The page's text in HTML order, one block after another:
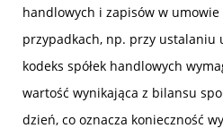
handlowych i zapisów w umowie
przypadkach, np. przy ustalaniu
kodeks spółek handlowych
wartość wynikająca z bilansu
dzień, co oznacza konieczność